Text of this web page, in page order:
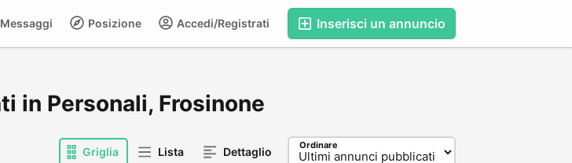
Inserisci un annuncio
Accedi/Registrati
Posizione
Messaggi
in Personali, Frosinone
Griglia Lista Dettaglio Ordinare